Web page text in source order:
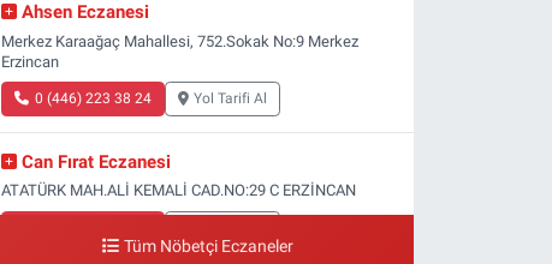
Ahsen Eczanesi
Merkez Karaağaç Mahallesi, 752.Sokak No:9 Merkez
Erzincan
0 (446) 223 38 24 Yol Tarifi Al
Can Fırat Eczanesi
ATATÜRK MAH.ALİ KEMALİ CAD.NO:29 C ERZİNCAN
Tüm Nöbetçi Eczaneler